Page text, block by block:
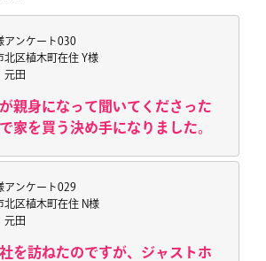
アンケート030
北区植木町在住 Y様
元田
親身になって聞いてくださった
家を買う決め手になりました。
アンケート029
北区植木町在住 N様
元田
を訪ねたのですが、ジャストホ